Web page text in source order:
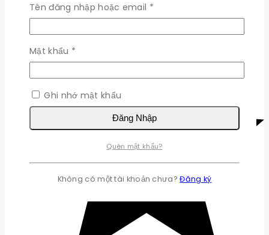
Tên đăng nhập hoặc email *Bắt
buộc
Mật khẩu *
buộc
Ghi nhớ mật khẩu
Đăng Nhập
Quên mật khẩu?
Không có một tài khoản chưa?Đăng ký